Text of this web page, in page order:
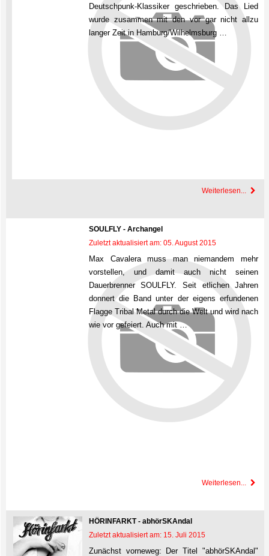
Deutschpunk-Klassiker geschrieben. Das Lied
wurde zusammen mit den vor gar nicht allzu
langer Zeit in Hamburg/Wilhelmsburg …
Weiterlesen...
SOULFLY - Archangel
Zuletzt aktualisiert am: 05. August 2015
Max Cavalera muss man niemandem mehr
vorstellen, und damit auch nicht seinen
Dauerbrenner SOULFLY. Seit etlichen Jahren
donnert die Band unter der eigens erfundenen
Flagge Tribal Metal durch die Welt und wird nach
wie vor gefeiert. Auch mit …
Weiterlesen...
HÖRINFARKT - abhörSKAndal
Zuletzt aktualisiert am: 15. Juli 2015
Zunächst vorneweg: Der Titel "abhörSKAndal"